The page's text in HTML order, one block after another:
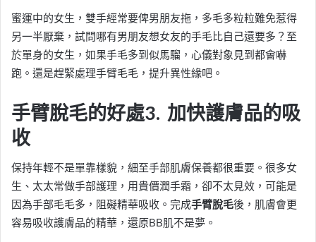
蜜運中的女生，雙手經常要俾男朋友拖，多毛多粒粒難免惹得
另一半厭棄，試問哪有男朋友想女友的手毛比自己還要多？至
於單身的女生，如果手毛多到似馬騮，心儀對象見到都會嚇
跑。還是趕緊處理手臂毛毛，提升異性緣吧。
手臂脫毛的好處3. 加快護膚品的吸
收
保持年輕不是單靠樣貌，細至手部肌膚保養都很重要。很多女
生、太太常做手部護理，用貴價潤手霜，卻不太見效，可能是
因為手部毛毛多，阻礙精華吸收。完成手臂脫毛後，肌膚會更
容易吸收護膚品的精華，還原BB肌不是夢。